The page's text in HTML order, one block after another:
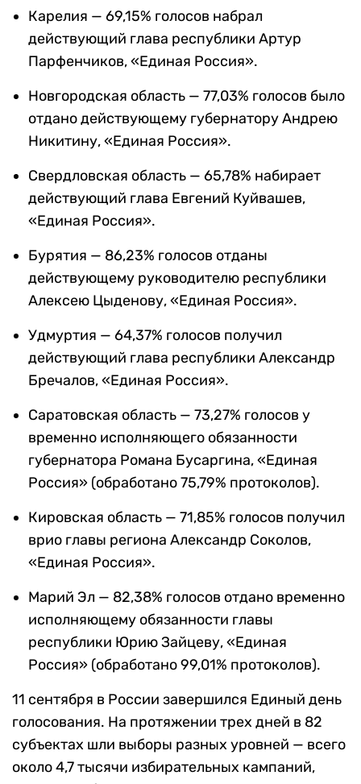
Карелия — 69,15% голосов набрал
действующий глава республики Артур
Парфенчиков, «Единая Россия».
Новгородская область — 77,03% голосов было
отдано действующему губернатору Андрею
Никитину, «Единая Россия».
Свердловская область — 65,78% набирает
действующий глава Евгений Куйвашев,
«Единая Россия».
Бурятия — 86,23% голосов отданы
действующему руководителю республики
Алексею Цыденову, «Единая Россия».
Удмуртия — 64,37% голосов получил
действующий глава республики Александр
Бречалов, «Единая Россия».
Саратовская область — 73,27% голосов у
временно исполняющего обязанности
губернатора Романа Бусаргина, «Единая
Россия» (обработано 75,79% протоколов).
Кировская область — 71,85% голосов получил
врио главы региона Александр Соколов,
«Единая Россия».
Марий Эл — 82,38% голосов отдано временно
исполняющему обязанности главы
республики Юрию Зайцеву, «Единая
Россия» (обработано 99,01% протоколов).
11 сентября в России завершился Единый день
голосования. На протяжении трех дней в 82
субъектах шли выборы разных уровней — всего
около 4,7 тысячи избирательных кампаний,